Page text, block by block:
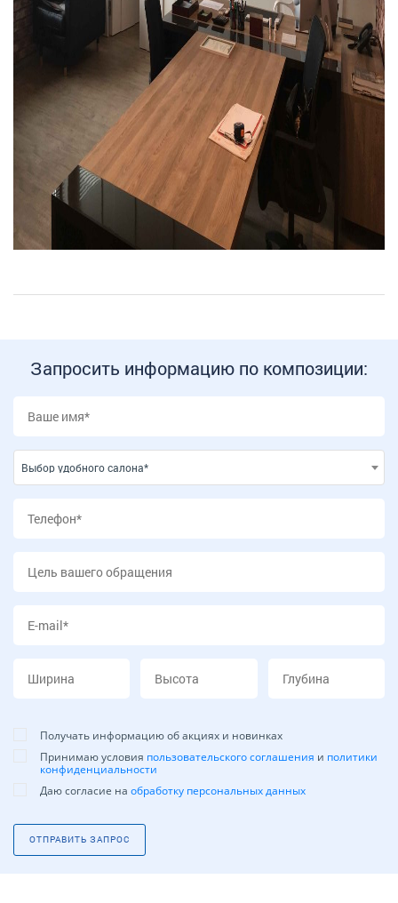
Запросить информацию по композиции:
Выбор удобного салона*
ОТПРАВИТЬ ЗАПРОС
Получать информацию об акциях и новинках
Принимаю условия пользовательского соглашения и политики
конфиденциальности
Даю согласие на обработку персональных данных